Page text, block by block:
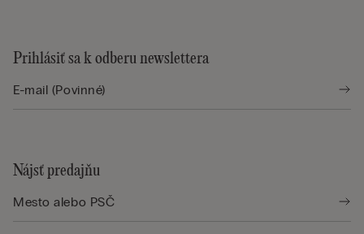
Prihlásiť sa k odberu newslettera
Nájsť predajňu